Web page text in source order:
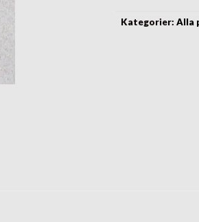
Kategorier:Alla